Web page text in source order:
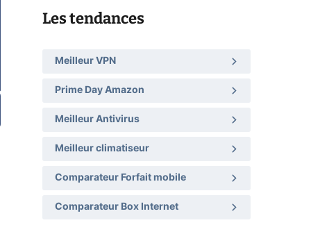
Les tendances
Meilleur VPN
Prime Day Amazon
Meilleur Antivirus
Meilleur climatiseur
Comparateur Forfait mobile
Comparateur Box Internet